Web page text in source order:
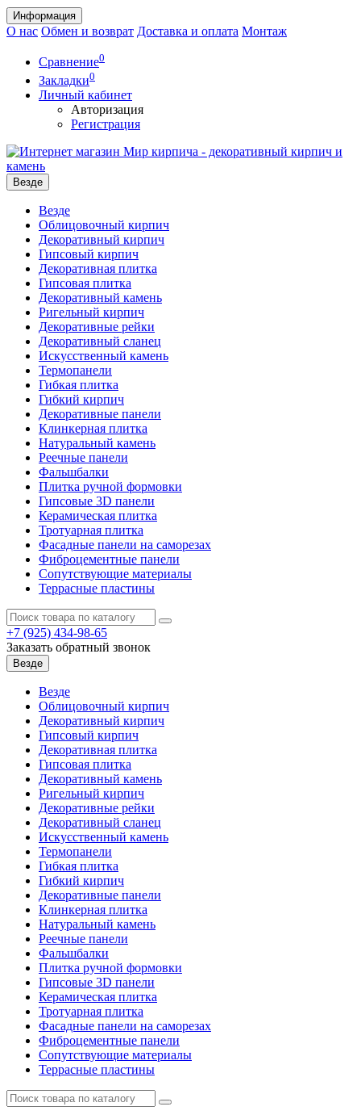
Информация
О нас Обмен и возврат Доставка и оплата Монтаж
Сравнение0
Закладки0
Личный кабинет
Авторизация
Регистрация
Везде
Везде
Облицовочный кирпич
Декоративный кирпич
Гипсовый кирпич
Декоративная плитка
Гипсовая плитка
Декоративный камень
Ригельный кирпич
Декоративные рейки
Декоративный сланец
Искусственный камень
Термопанели
Гибкая плитка
Гибкий кирпич
Декоративные панели
Клинкерная плитка
Натуральный камень
Реечные панели
Фальшбалки
Плитка ручной формовки
Гипсовые 3D панели
Керамическая плитка
Тротуарная плитка
Фасадные панели на саморезах
Фиброцементные панели
Сопутствующие материалы
Террасные пластины
+7 (925) 434-98-65
Заказать обратный звонок
Везде
Везде
Облицовочный кирпич
Декоративный кирпич
Гипсовый кирпич
Декоративная плитка
Гипсовая плитка
Декоративный камень
Ригельный кирпич
Декоративные рейки
Декоративный сланец
Искусственный камень
Термопанели
Гибкая плитка
Гибкий кирпич
Декоративные панели
Клинкерная плитка
Натуральный камень
Реечные панели
Фальшбалки
Плитка ручной формовки
Гипсовые 3D панели
Керамическая плитка
Тротуарная плитка
Фасадные панели на саморезах
Фиброцементные панели
Сопутствующие материалы
Террасные пластины